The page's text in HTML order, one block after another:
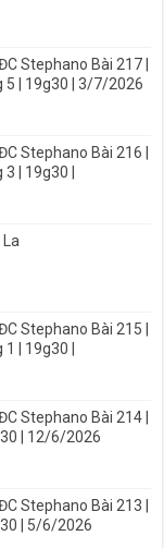
Stephano Bài 217 |
5 | 19g30 | 3/7/2026
Stephano Bài 216 |
| 19g30 |
Stephano Bài 215 |
| 19g30 |
Stephano Bài 214 |
| 12/6/2026
Stephano Bài 213 |
| 5/6/2026